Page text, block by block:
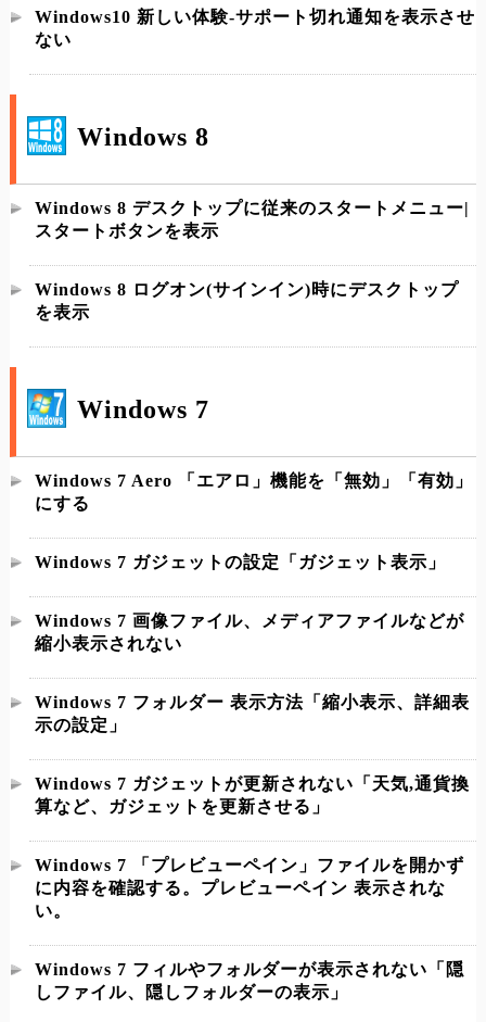
Windows10 新しい体験-サポート切れ通知を表示させ
ない
Windows 8
Windows 8 デスクトップに従来のスタートメニュー|
スタートボタンを表示
Windows 8 ログオン(サインイン)時にデスクトップ
を表示
Windows 7
Windows 7 Aero 「エアロ」機能を「無効」「有効」
にする
Windows 7 ガジェットの設定「ガジェット表示」
Windows 7 画像ファイル、メディアファイルなどが
縮小表示されない
Windows 7 フォルダー 表示方法「縮小表示、詳細表
示の設定」
Windows 7 ガジェットが更新されない「天気,通貨換
算など、ガジェットを更新させる」
Windows 7 「プレビューペイン」ファイルを開かず
に内容を確認する。プレビューペイン 表示されな
い。
Windows 7 フィルやフォルダーが表示されない「隠
しファイル、隠しフォルダーの表示」